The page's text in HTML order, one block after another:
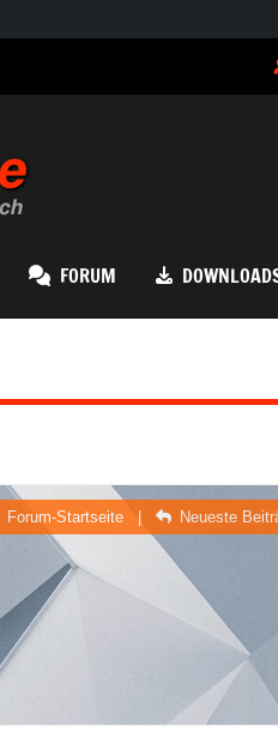
QRK
FORUM
Forum-Startseite | Neueste